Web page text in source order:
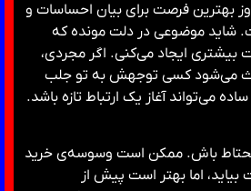
بهترین فرصت برای بیان احساسات و
شاید موضوعی در دلت مونده که
بیشتری ایجاد می‌کنی. اگر مجردی،
می‌شود کسی توجهش به تو جلب
می‌تواند آغاز یک ارتباط تازه باشد.
محتاط باش. ممکن است وسوسه‌ی خرید
بیاید، اما بهتر است پیش از